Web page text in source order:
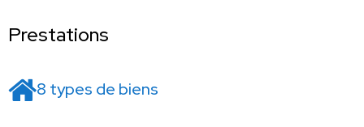
Prestations
8 types de biens